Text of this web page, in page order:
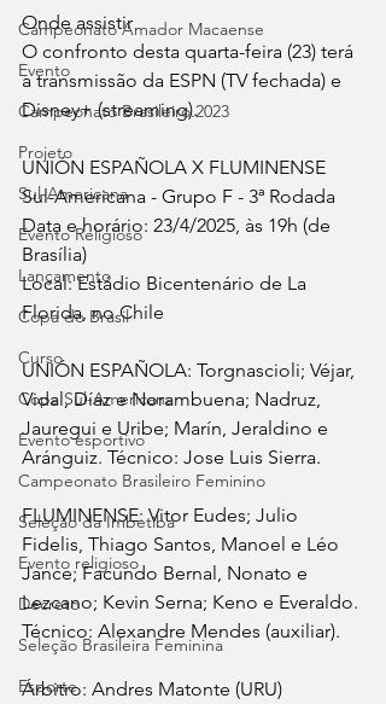
Campeonato Amador Macaense
Evento
Campeonato Brasileiro.2023
Projeto
Sul-Americana
Evento Religioso
Lançamento
Copa do Brasil
Curso
Copa Sul-Americana
Evento esportivo
Campeonato Brasileiro Feminino
Seleção da Imbetiba
Evento religioso
Decreto
Seleção Brasileira Feminina
Esporte
Onde assistir
O confronto desta quarta-feira (23) terá
a transmissão da ESPN (TV fechada) e
Disney+ (streaming).
UNIÓN ESPAÑOLA X FLUMINENSE
Sul-Americana - Grupo F - 3ª Rodada
Data e horário: 23/4/2025, às 19h (de
Brasília)
Local: Estádio Bicentenário de La
Florida, no Chile
UNIÓN ESPAÑOLA: Torgnascioli; Véjar,
Vidal, Díaz e Norambuena; Nadruz,
Jauregui e Uribe; Marín, Jeraldino e
Aránguiz. Técnico: Jose Luis Sierra.
FLUMINENSE: Vitor Eudes; Julio
Fidelis, Thiago Santos, Manoel e Léo
Jance; Facundo Bernal, Nonato e
Lezcano; Kevin Serna; Keno e Everaldo.
Técnico: Alexandre Mendes (auxiliar).
Árbitro: Andres Matonte (URU)